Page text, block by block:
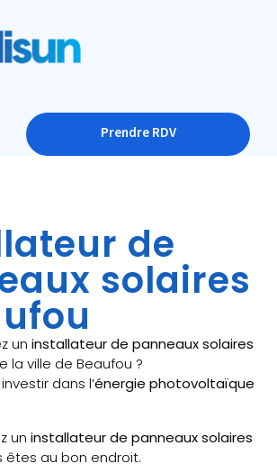
Prendre RDV
de
solaires
un installateur de panneaux solaires
la ville de Beaufou ?
dans l’énergie photovoltaïque
un installateur de panneaux solaires
êtes au bon endroit.